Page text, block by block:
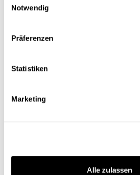
Notwendig
Präferenzen
Statistiken
Marketing
Alle zulassen